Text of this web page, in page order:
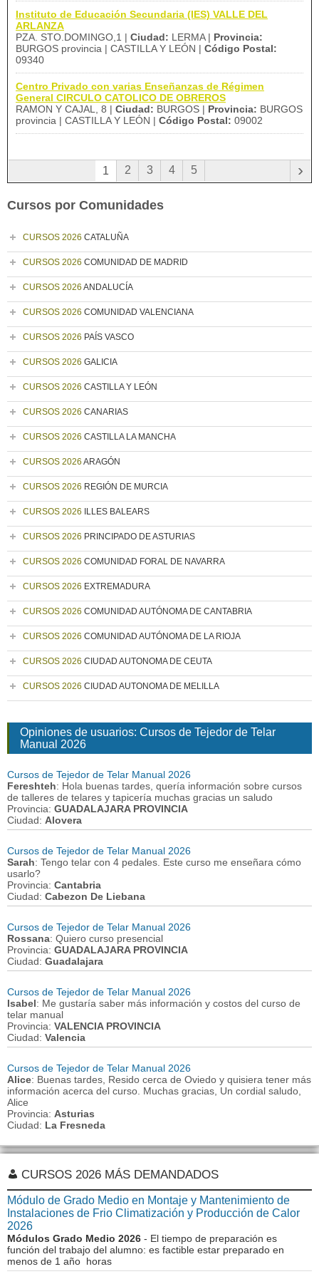
Instituto de Educación Secundaria (IES) VALLE DEL
ARLANZA
PZA. STO.DOMINGO,1 | Ciudad: LERMA | Provincia:
BURGOS provincia | CASTILLA Y LEÓN | Código Postal:
09340
Centro Privado con varias Enseñanzas de Régimen
General CIRCULO CATOLICO DE OBREROS
RAMON Y CAJAL, 8 | Ciudad: BURGOS | Provincia: BURGOS
provincia | CASTILLA Y LEÓN | Código Postal: 09002
1 2 3 4 5 ›
Cursos por Comunidades
CURSOS 2026 CATALUÑA
CURSOS 2026 COMUNIDAD DE MADRID
CURSOS 2026 ANDALUCÍA
CURSOS 2026 COMUNIDAD VALENCIANA
CURSOS 2026 PAÍS VASCO
CURSOS 2026 GALICIA
CURSOS 2026 CASTILLA Y LEÓN
CURSOS 2026 CANARIAS
CURSOS 2026 CASTILLA LA MANCHA
CURSOS 2026 ARAGÓN
CURSOS 2026 REGIÓN DE MURCIA
CURSOS 2026 ILLES BALEARS
CURSOS 2026 PRINCIPADO DE ASTURIAS
CURSOS 2026 COMUNIDAD FORAL DE NAVARRA
CURSOS 2026 EXTREMADURA
CURSOS 2026 COMUNIDAD AUTÓNOMA DE CANTABRIA
CURSOS 2026 COMUNIDAD AUTÓNOMA DE LA RIOJA
CURSOS 2026 CIUDAD AUTONOMA DE CEUTA
CURSOS 2026 CIUDAD AUTONOMA DE MELILLA
Opiniones de usuarios: Cursos de Tejedor de Telar
Manual 2026
Cursos de Tejedor de Telar Manual 2026
Fereshteh: Hola buenas tardes, quería información sobre cursos
de talleres de telares y tapicería muchas gracias un saludo
Provincia: GUADALAJARA PROVINCIA
Ciudad: Alovera
Cursos de Tejedor de Telar Manual 2026
Sarah: Tengo telar con 4 pedales. Este curso me enseñara cómo
usarlo?
Provincia: Cantabria
Ciudad: Cabezon De Liebana
Cursos de Tejedor de Telar Manual 2026
Rossana: Quiero curso presencial
Provincia: GUADALAJARA PROVINCIA
Ciudad: Guadalajara
Cursos de Tejedor de Telar Manual 2026
Isabel: Me gustaría saber más información y costos del curso de
telar manual
Provincia: VALENCIA PROVINCIA
Ciudad: Valencia
Cursos de Tejedor de Telar Manual 2026
Alice: Buenas tardes, Resido cerca de Oviedo y quisiera tener más
información acerca del curso. Muchas gracias, Un cordial saludo,
Alice
Provincia: Asturias
Ciudad: La Fresneda
CURSOS 2026 MÁS DEMANDADOS
Módulo de Grado Medio en Montaje y Mantenimiento de
Instalaciones de Frio Climatización y Producción de Calor
2026
Módulos Grado Medio 2026 - El tiempo de preparación es
función del trabajo del alumno: es factible estar preparado en
menos de 1 año horas